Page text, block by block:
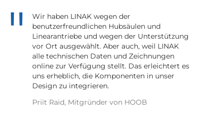
Wir haben LINAK wegen der
benutzerfreundlichen Hubsäulen und
Linearantriebe und wegen der Unterstützung
vor Ort ausgewählt. Aber auch, weil LINAK
alle technischen Daten und Zeichnungen
online zur Verfügung stellt. Das erleichtert es
uns erheblich, die Komponenten in unser
Design zu integrieren.
Priit Raid, Mitgründer von HOOB